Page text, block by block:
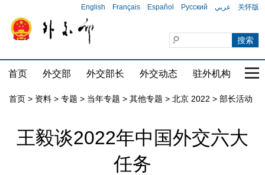
English Français Español Русский عربي 关怀版
首页 外交部 外交部长 外交动态 驻外机构 国
首页 > 资料 > 专题 > 当年专题 > 其他专题 > 北京 2022 > 部长活动
王毅谈2022年中国外交六大
任务